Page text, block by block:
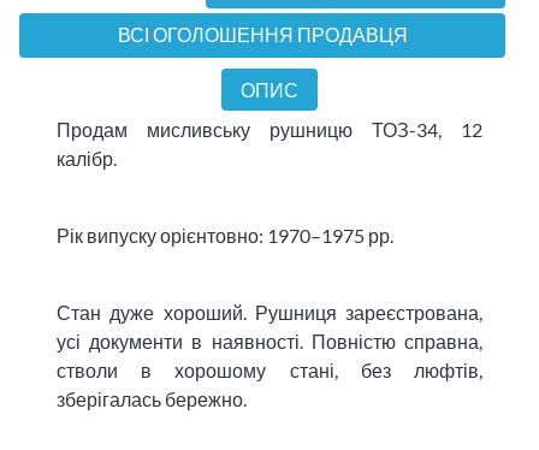
ВСІ ОГОЛОШЕННЯ ПРОДАВЦЯ
ОПИС
Продам мисливську рушницю ТОЗ-34, 12
калібр.
Рік випуску орієнтовно: 1970–1975 рр.
Стан дуже хороший. Рушниця зареєстрована,
усі документи в наявності. Повністю справна,
стволи в хорошому стані, без люфтів,
зберігалась бережно.